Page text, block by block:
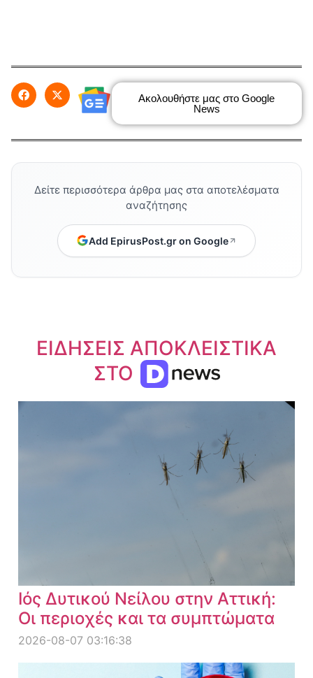
Ακολουθήστε μας στο Google
News
Δείτε περισσότερα άρθρα μας στα αποτελέσματα
αναζήτησης
Add EpirusPost.gr on Google
ΕΙΔΗΣΕΙΣ ΑΠΟΚΛΕΙΣΤΙΚΑ
ΣΤΟ
Ιός Δυτικού Νείλου στην Αττική:
Οι περιοχές και τα συμπτώματα
2026-08-07 03:16:38